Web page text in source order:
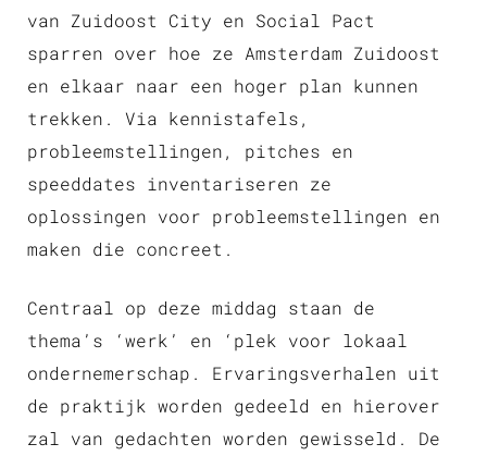
van Zuidoost City en Social Pact
sparren over hoe ze Amsterdam Zuidoost
en elkaar naar een hoger plan kunnen
trekken. Via kennistafels,
probleemstellingen, pitches en
speeddates inventariseren ze
oplossingen voor probleemstellingen en
maken die concreet.
Centraal op deze middag staan de
thema’s ‘werk’ en ‘plek voor lokaal
ondernemerschap. Ervaringsverhalen uit
de praktijk worden gedeeld en hierover
zal van gedachten worden gewisseld. De